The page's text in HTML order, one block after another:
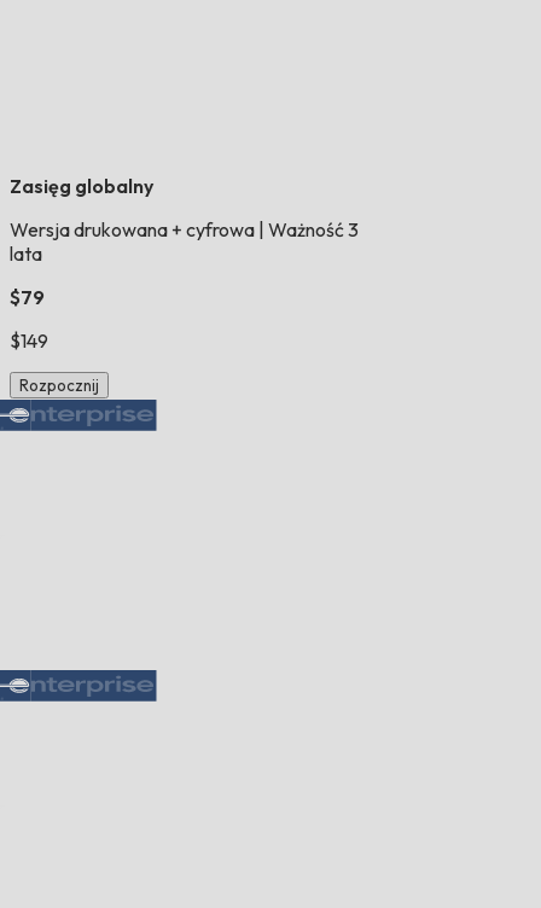
Zasięg globalny
Wersja drukowana + cyfrowa Ważność 3
lata
$79
$149
Rozpocznij